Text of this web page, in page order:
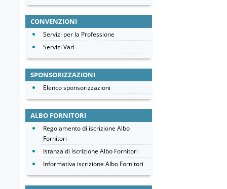
CONVENZIONI
Servizi per la Professione
Servizi Vari
SPONSORIZZAZIONI
Elenco sponsorizzazioni
ALBO FORNITORI
Regolamento di iscrizione Albo
Fornitori
Istanza di iscrizione Albo Fornitori
Informativa iscrizione Albo Fornitori